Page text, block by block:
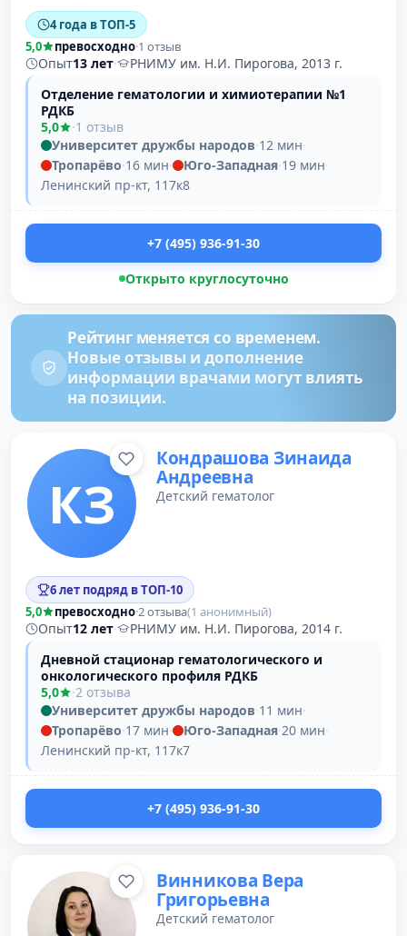
4 года в ТОП-5
5,0
превосходно·1 отзыв
Опыт13 лет·
РНИМУ им. Н.И. Пирогова, 2013 г.
Отделение гематологии и химиотерапии №1
РДКБ
5,0
·1 отзыв
Университет дружбы народов·12 мин·
Тропарёво·16 мин· Юго-Западная·19 мин·
Ленинский пр-кт, 117к8
+7 (495) 936-91-30
Открыто круглосуточно
Рейтинг меняется со временем.
Новые отзывы и дополнение
информации врачами могут влиять
на позиции.
КЗ
Кондрашова Зинаида
Андреевна
Детский гематолог
6 лет подряд в ТОП-10
5,0
превосходно·2 отзыва(1 анонимный)
Опыт12 лет·
РНИМУ им. Н.И. Пирогова, 2014 г.
Дневной стационар гематологического и
онкологического профиля РДКБ
5,0
·2 отзыва
Университет дружбы народов·11 мин·
Тропарёво·17 мин· Юго-Западная·20 мин·
Ленинский пр-кт, 117к7
+7 (495) 936-91-30
Винникова Вера
Григорьевна
Детский гематолог